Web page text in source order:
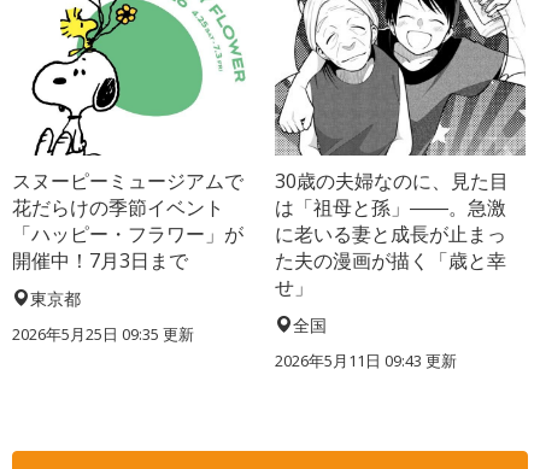
スヌーピーミュージアムで
花だらけの季節イベント
「ハッピー・フラワー」が
開催中！7月3日まで
東京都
2026年5月25日 09:35 更新
30歳の夫婦なのに、見た目
は「祖母と孫」――。急激
に老いる妻と成長が止まっ
た夫の漫画が描く「歳と幸
せ」
全国
2026年5月11日 09:43 更新